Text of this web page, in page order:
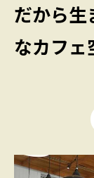
だから生
なカフェ